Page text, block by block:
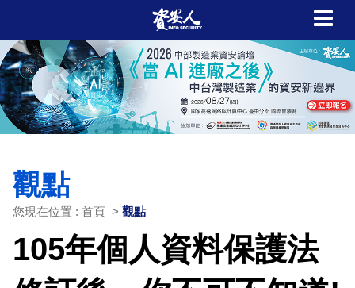
觀點
您現在位置 : 首頁 > 觀點
105年個人資料保護法